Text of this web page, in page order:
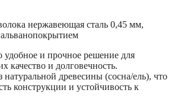
нержавеющая сталь 0,45 мм,
и прочное решение для
качество и долговечность.
натуральной древесины (сосна/ель), что
конструкции и устойчивость к